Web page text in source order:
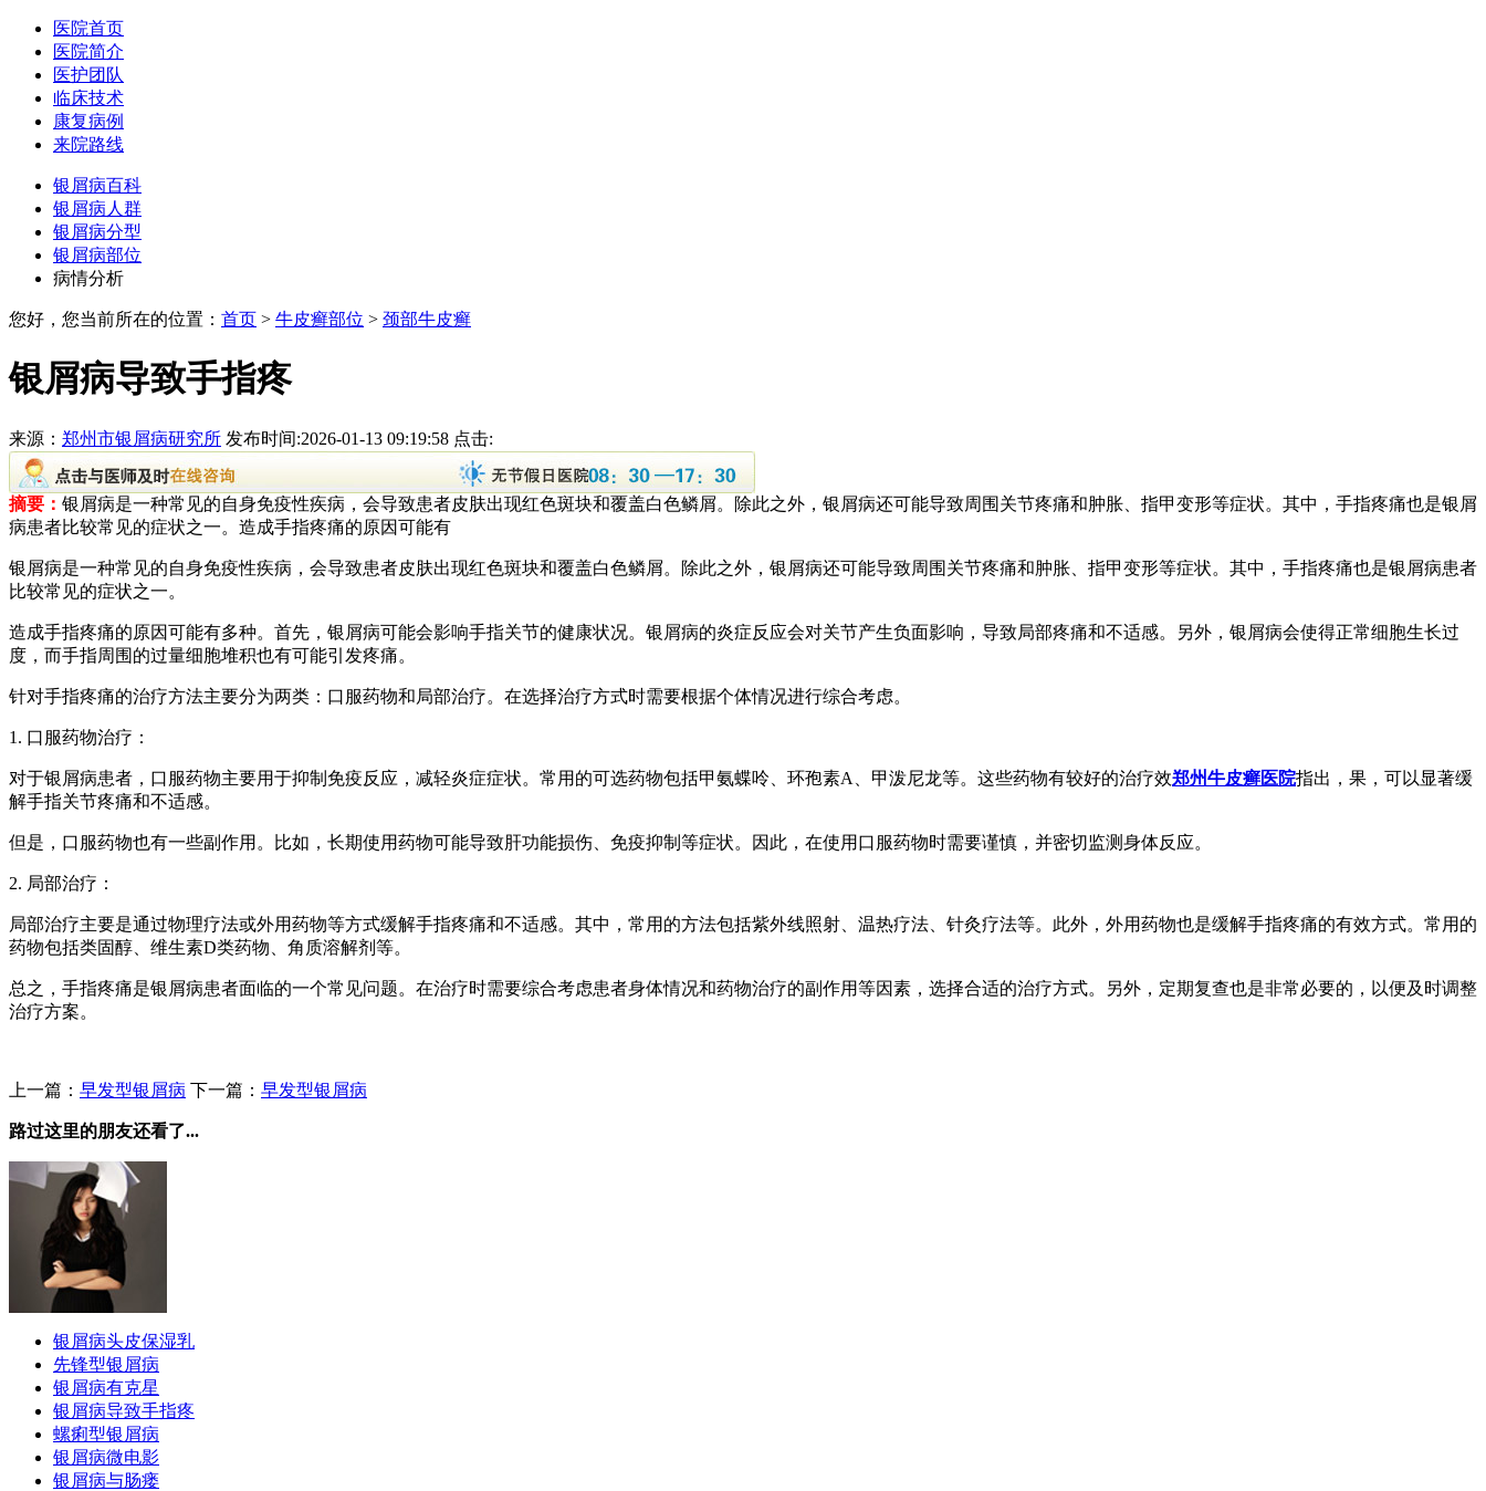
医院首页
医院简介
医护团队
临床技术
康复病例
来院路线
银屑病百科
银屑病人群
银屑病分型
银屑病部位
病情分析
您好，您当前所在的位置： 首页 > 牛皮癣部位 > 颈部牛皮癣
银屑病导致手指疼
来源： 郑州市银屑病研究所 发布时间:2026-01-13 09:19:58 点击:
摘要： 银屑病是一种常见的自身免疫性疾病，会导致患者皮肤出现红色斑块和覆盖白色鳞屑。除此之外，银屑病还可能导致周围关节疼痛和肿胀、指甲变形等症状。其中，手指疼痛也是银屑
病患者比较常见的症状之一。造成手指疼痛的原因可能有
银屑病是一种常见的自身免疫性疾病，会导致患者皮肤出现红色斑块和覆盖白色鳞屑。除此之外，银屑病还可能导致周围关节疼痛和肿胀、指甲变形等症状。其中，手指疼痛也是银屑病患者
比较常见的症状之一。
造成手指疼痛的原因可能有多种。首先，银屑病可能会影响手指关节的健康状况。银屑病的炎症反应会对关节产生负面影响，导致局部疼痛和不适感。另外，银屑病会使得正常细胞生长过
度，而手指周围的过量细胞堆积也有可能引发疼痛。
针对手指疼痛的治疗方法主要分为两类：口服药物和局部治疗。在选择治疗方式时需要根据个体情况进行综合考虑。
1. 口服药物治疗：
对于银屑病患者，口服药物主要用于抑制免疫反应，减轻炎症症状。常用的可选药物包括甲氨蝶呤、环孢素A、甲泼尼龙等。这些药物有较好的治疗效郑州牛皮癣医院指出，果，可以显著缓
解手指关节疼痛和不适感。
但是，口服药物也有一些副作用。比如，长期使用药物可能导致肝功能损伤、免疫抑制等症状。因此，在使用口服药物时需要谨慎，并密切监测身体反应。
2. 局部治疗：
局部治疗主要是通过物理疗法或外用药物等方式缓解手指疼痛和不适感。其中，常用的方法包括紫外线照射、温热疗法、针灸疗法等。此外，外用药物也是缓解手指疼痛的有效方式。常用的
药物包括类固醇、维生素D类药物、角质溶解剂等。
总之，手指疼痛是银屑病患者面临的一个常见问题。在治疗时需要综合考虑患者身体情况和药物治疗的副作用等因素，选择合适的治疗方式。另外，定期复查也是非常必要的，以便及时调整
治疗方案。
上一篇： 早发型银屑病 下一篇： 早发型银屑病
路过这里的朋友还看了...
银屑病头皮保湿乳
先锋型银屑病
银屑病有克星
银屑病导致手指疼
螺痢型银屑病
银屑病微电影
银屑病与肠瘘